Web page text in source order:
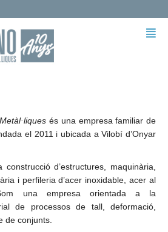
és una empresa familiar de
el 2011 i ubicada a Vilobí d’Onyar
d’estructures, maquinària,
i perfileria d’acer inoxidable, acer al
una empresa orientada a la
de processos de tall, deformació,
de conjunts.